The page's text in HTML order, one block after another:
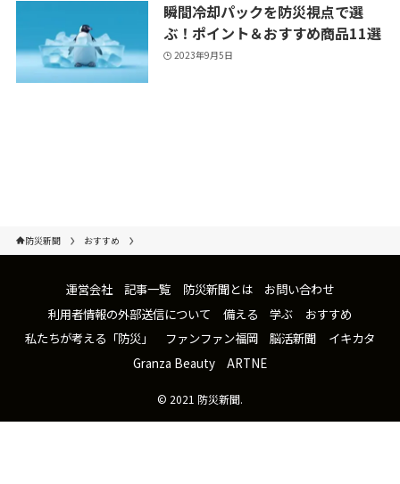
瞬間冷却パックを防災視点で選
ぶ！ポイント＆おすすめ商品11選
2023年9月5日
防災新聞 おすすめ
運営会社 記事一覧 防災新聞とは
お問い合わせ
利用者情報の外部送信について
備える 学ぶ
おすすめ
私たちが考える「防災」
ファンファン福岡 脳活新聞
イキカタ
Granza Beauty
ARTNE
© 2021 防災新聞.